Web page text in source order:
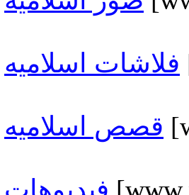
فلاشات اسلاميه
قصص اسلاميه